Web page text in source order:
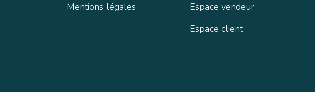
Mentions légales
Espace vendeur
Espace client